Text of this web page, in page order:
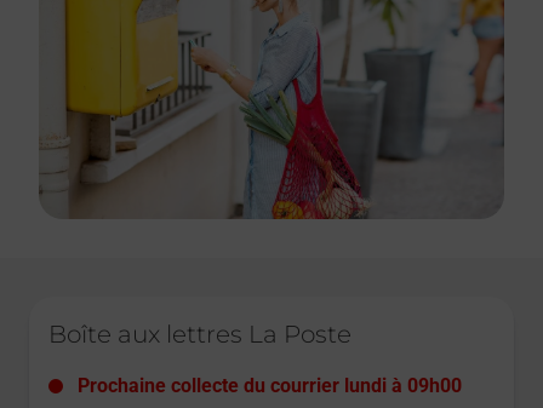
Boîte aux lettres La Poste
Prochaine collecte du courrier lundi à 09h00